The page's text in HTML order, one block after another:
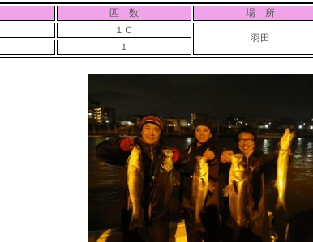
匹 数
場 所
１０
羽田
１